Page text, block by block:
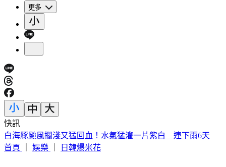
更多
快訊
提醒國一新生守秩序！台中女師遭「掃把刺眼重傷」恐失明
首頁
娛樂 日韓爆米花